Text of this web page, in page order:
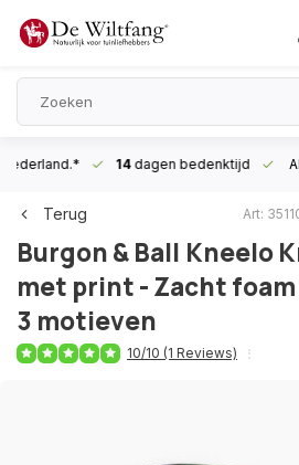
14dagen bedenktijd Al
Terug Art:
Burgon & Ball Kneelo
met print - Zacht
3 motieven
10/10 (1 Reviews)